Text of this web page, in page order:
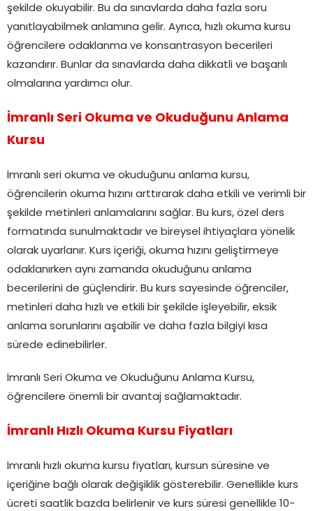
şekilde okuyabilir. Bu da sınavlarda daha fazla soru
yanıtlayabilmek anlamına gelir. Ayrıca, hızlı okuma kursu
öğrencilere odaklanma ve konsantrasyon becerileri
kazandırır. Bunlar da sınavlarda daha dikkatli ve başarılı
olmalarına yardımcı olur.
İmranlı Seri Okuma ve Okuduğunu Anlama
Kursu
İmranlı seri okuma ve okuduğunu anlama kursu,
öğrencilerin okuma hızını arttırarak daha etkili ve verimli bir
şekilde metinleri anlamalarını sağlar. Bu kurs, özel ders
formatında sunulmaktadır ve bireysel ihtiyaçlara yönelik
olarak uyarlanır. Kurs içeriği, okuma hızını geliştirmeye
odaklanırken aynı zamanda okuduğunu anlama
becerilerini de güçlendirir. Bu kurs sayesinde öğrenciler,
metinleri daha hızlı ve etkili bir şekilde işleyebilir, eksik
anlama sorunlarını aşabilir ve daha fazla bilgiyi kısa
sürede edinebilirler.
İmranlı Seri Okuma ve Okuduğunu Anlama Kursu,
öğrencilere önemli bir avantaj sağlamaktadır.
İmranlı Hızlı Okuma Kursu Fiyatları
İmranlı hızlı okuma kursu fiyatları, kursun süresine ve
içeriğine bağlı olarak değişiklik gösterebilir. Genellikle kurs
ücreti saatlik bazda belirlenir ve kurs süresi genellikle 10-